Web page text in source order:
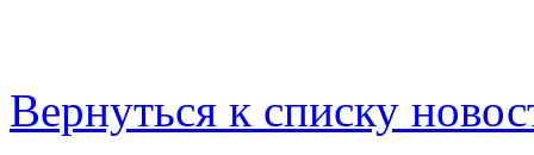
Вернуться к списку